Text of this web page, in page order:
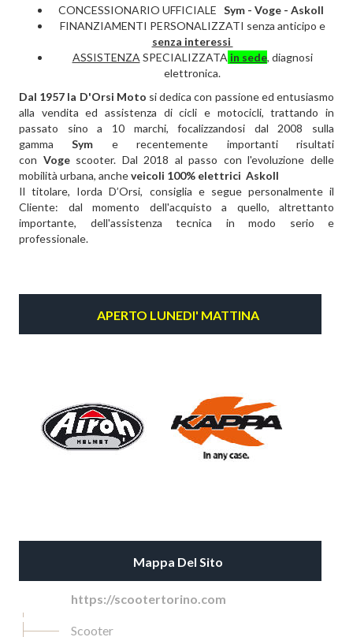
CONCESSIONARIO UFFICIALE Sym - Voge - Askoll
FINANZIAMENTI PERSONALIZZATI senza anticipo e
senza interessi
ASSISTENZA SPECIALIZZATA in sede, diagnosi
elettronica.
Dal 1957 la D'Orsi Moto si dedica con passione ed entusiasmo
alla vendita ed assistenza di cicli e motocicli, trattando in
passato sino a 10 marchi, focalizzandosi dal 2008 sulla
gammaSym e recentemente importanti risultati
con Vogescooter. Dal 2018 al passo con l'evoluzione delle
mobilità urbana, ancheveicoli 100% elettrici Askoll
Il titolare, Iorda D’Orsi, consiglia e segue personalmente il
Cliente: dal momento dell'acquisto a quello, altrettanto
importante, dell'assistenza tecnica in modo serio e
professionale.
APERTO LUNEDI' MATTINA
Mappa Del Sito
https://scootertorino.com
Scooter